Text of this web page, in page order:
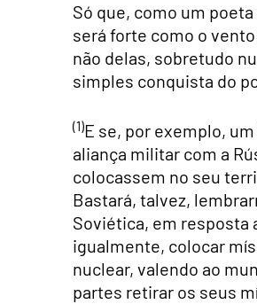
Só que, como um
será forte como o
não delas, sobretudo
simples conquista do
(1)E se, por exemplo,
aliança militar com a
colocassem no seu
Bastará, talvez,
Soviética, em resposta
igualmente, colocar
nuclear, valendo ao
partes retirar os seus